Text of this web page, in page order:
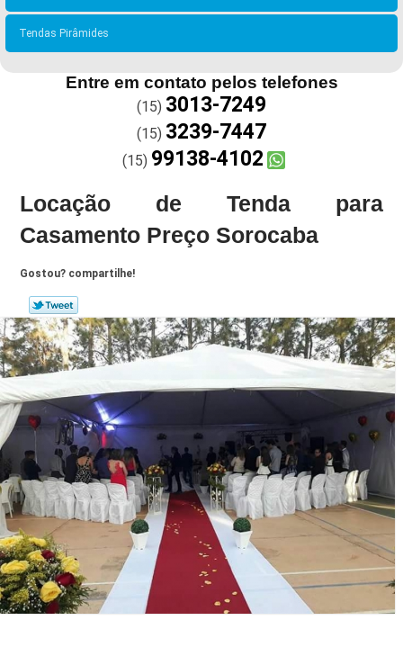
Tendas Pirâmides
Entre em contato pelos telefones
(15) 3013-7249
(15) 3239-7447
(15) 99138-4102
Locação de Tenda para
Casamento Preço Sorocaba
Gostou? compartilhe!